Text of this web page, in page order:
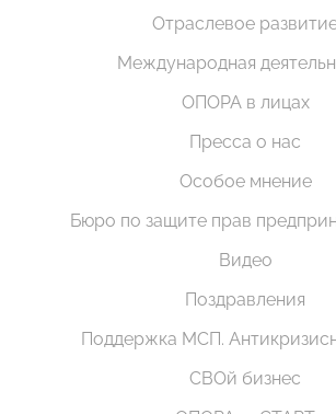
Отраслевое
Международная
ОПОРА в лицах
Пресса о нас
Особое мнение
Бюро по защите прав
Видео
Поздравления
Поддержка МСП.
СВОй бизнес